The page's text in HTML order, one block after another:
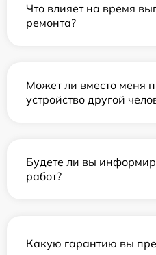
Что влияет на время
ремонта?
Может ли вместо меня
устройство другой
Будете ли вы
работ?
Какую гарантию вы